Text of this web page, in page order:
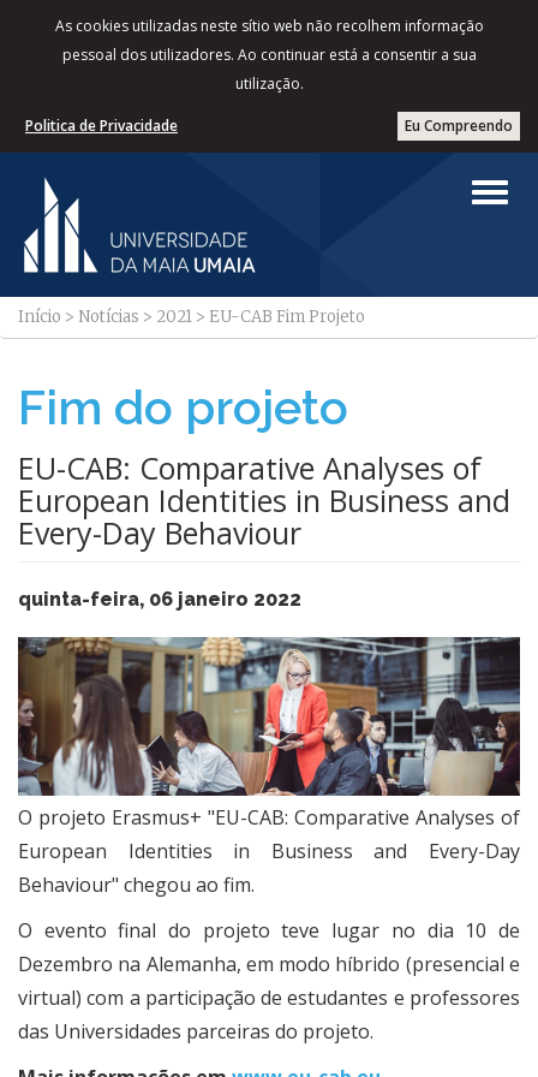
As cookies utilizadas neste sítio web não recolhem informação
pessoal dos utilizadores. Ao continuar está a consentir a sua
utilização.
Eu Compreendo
Politica de Privacidade
Início > Notícias > 2021 > EU-CAB Fim Projeto
Fim do projeto
EU-CAB: Comparative Analyses of
European Identities in Business and
Every-Day Behaviour
quinta-feira, 06 janeiro 2022
O projeto Erasmus+ "EU-CAB: Comparative Analyses of
European Identities in Business and Every-Day
Behaviour" chegou ao fim.
O evento final do projeto teve lugar no dia 10 de
Dezembro na Alemanha, em modo híbrido (presencial e
virtual) com a participação de estudantes e professores
das Universidades parceiras do projeto.